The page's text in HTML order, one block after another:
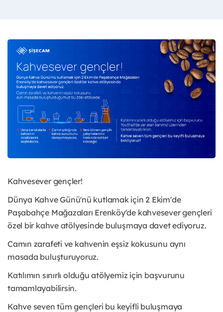
Kahvesever gençler!
Dünya Kahve Günü'nü kutlamak için 2 Ekim'de
Paşabahçe Mağazaları Erenköy'de kahvesever gençleri
özel bir kahve atölyesinde buluşmaya davet ediyoruz.
Camın zarafeti ve kahvenin eşsiz kokusunu aynı
masada buluşturuyoruz.
Katılımın sınırlı olduğu atölyemiz için başvurunu
tamamlayabilirsin.
Kahve seven tüm gençleri bu keyifli buluşmaya